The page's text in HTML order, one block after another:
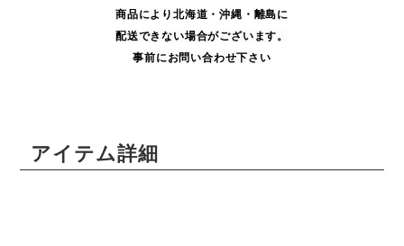
商品により 北海道・沖縄・ 離島に
配送できない場合がございます。
事前にお問い合わせ下さい
アイテム詳細